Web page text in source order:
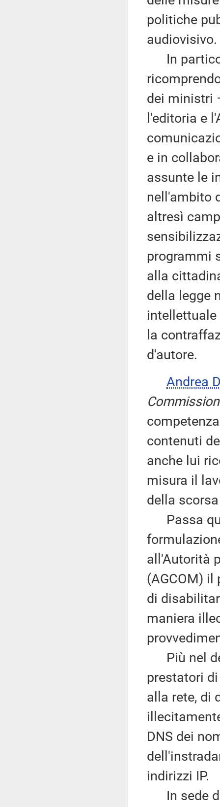
politiche
audiovisivo.
In
dei ministri
l'editoria e
e in
assunte le
nell'ambito
altresì
programmi
alla
della legge
la
d'autore.
Andrea
contenuti
anche lui
misura il
della
Passa
all'Autorità
(AGCOM) il
di
maniera
Più nel
prestatori
alla rete, di
DNS dei
indirizzi IP.
In sede di